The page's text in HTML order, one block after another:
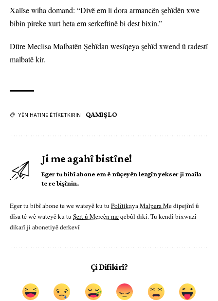
Xalîse wiha domand: “Divê em li dora armancên şehîdên xwe
bibin pireke xurt heta em serkeftinê bi dest bixin.”
Dûre Meclisa Malbatên Şehîdan wesîqeya şehîd xwend û radestî
malbatê kir.
YÊN HATINE ÊTÎKETKIRIN QAMIŞLO
Ji me agahî bistîne!
Eger tu bibî abone em ê nûçeyên lezgîn yekser ji maîla
te re bişînin.
Eger tu bibî abone te we wateyê ku tu Polîtikaya Malpera Medipejînî û
dîsa tê wê wateyê ku tu Şert û Mercên meqebûl dikî. Tu kendî bixwazî
dikarî ji abonetiyê derkevî
Çi Difikirî?